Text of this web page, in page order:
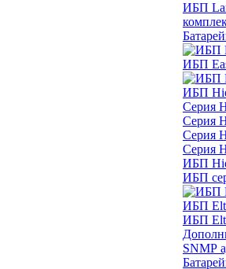
ИБП
ИБП
ИБП
Серия
Серия
Серия
Серия
ИБП
ИБП
ИБП
ИБП
SNMP